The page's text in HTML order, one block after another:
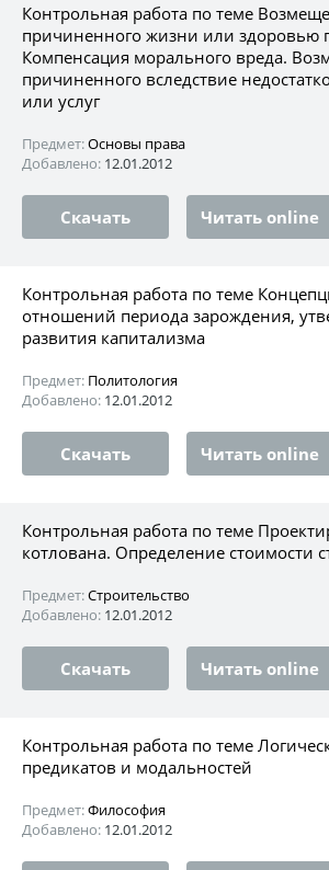
Контрольная работа по теме
причиненного жизни или здоровью
Компенсация морального вреда.
причиненного вследствие
или услуг
Предмет:Основы права
Добавлено: 12.01.2012
Скачать Читать online
Контрольная работа по теме
отношений периода зарождения,
развития капитализма
Предмет: Политология
Добавлено: 12.01.2012
Скачать Читать online
Контрольная работа по теме
котлована. Определение стоимости
Предмет:Строительство
Добавлено: 12.01.2012
Скачать Читать online
Контрольная работа по теме
предикатов и модальностей
Предмет:Философия
Добавлено: 12.01.2012